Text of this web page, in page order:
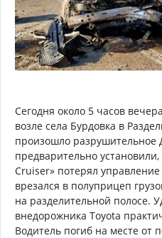
Сегодня около 5 часов
возле села Бурдовка в
произошло разрушительное
предварительно
Cruiser» потерял
врезался в полуприцеп
на разделительной полосе.
внедорожника Toyota
Водитель погиб на месте от